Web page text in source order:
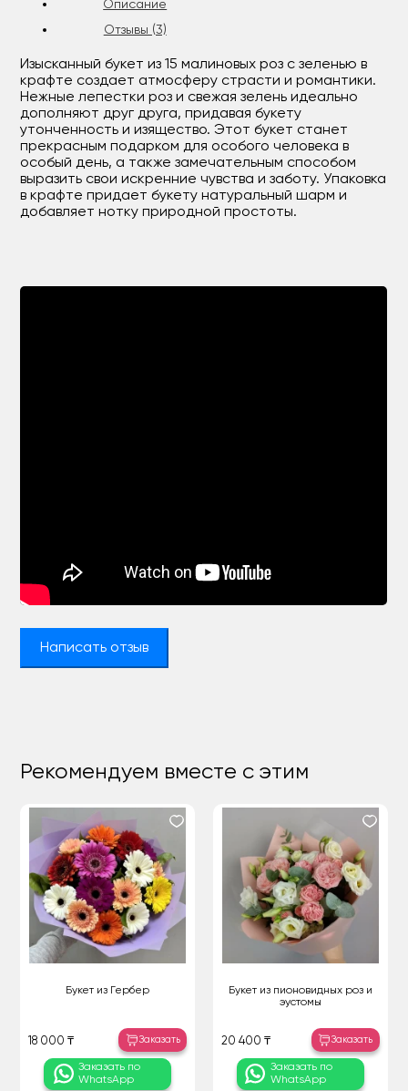
Описание
Отзывы (3)
Изысканный букет из 15 малиновых роз с зеленью в
крафте создает атмосферу страсти и романтики.
Нежные лепестки роз и свежая зелень идеально
дополняют друг друга, придавая букету
утонченность и изящество. Этот букет станет
прекрасным подарком для особого человека в
особый день, а также замечательным способом
выразить свои искренние чувства и заботу. Упаковка
в крафте придает букету натуральный шарм и
добавляет нотку природной простоты.
Написать отзыв
Рекомендуем вместе с этим
Букет из Гербер
18 000 ₸ Заказать
Заказать по
WhatsApp
Букет из пионовидных роз и
эустомы
20 400 ₸ Заказать
Заказать по
WhatsApp